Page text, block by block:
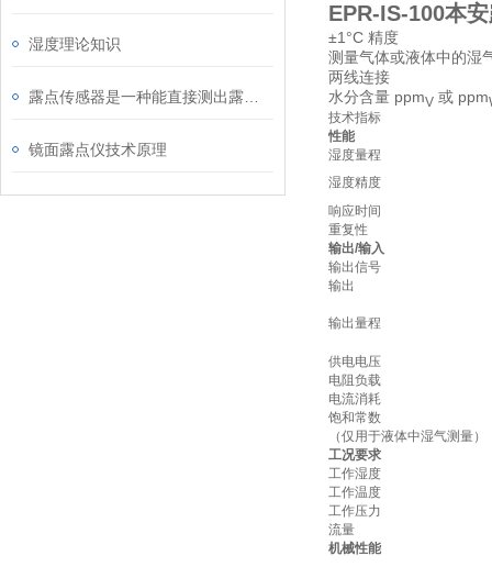
湿度理论知识
镜面露点仪技术原理
EPR-IS-100本
±1°C 精度
测量气体或液体中的湿
两线连接
水分含量 ppmV 或 ppm
技术指标
性能
湿度量程
湿度精度
响应时间
重复性
输出/输入
输出信号
输出
输出量程
供电电压
电阻负载
电流消耗
饱和常数
（仅用于液体中湿气测量）
工况要求
工作湿度
工作温度
工作压力
流量
机械性能